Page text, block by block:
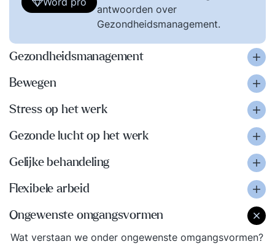
antwoorden over
Gezondheidsmanagement.
Gezondheidsmanagement
Bewegen
Stress op het werk
Gezonde lucht op het werk
Gelijke behandeling
Flexibele arbeid
Ongewenste omgangsvormen
Wat verstaan we onder ongewenste omgangsvormen?